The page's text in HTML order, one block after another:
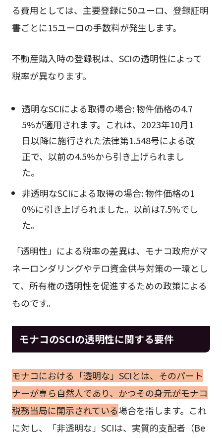
る費用としては、主要登録に50ユーロ、登録証明
書ごとに15ユーロの手数料が発生します。
不動産購入時の登録税は、SCIの透明性によって
税率が異なります。
透明なSCIによる取得の場合: 物件価格の4.7
5%が適用されます。これは、2023年10月1
日以降に施行された法律第1.548号による改
正で、以前の4.5%から引き上げられまし
た。
非透明なSCIによる取得の場合: 物件価格の1
0%に引き上げられました。以前は7.5%でし
た。
「透明性」による税率の差異は、モナコ政府がマ
ネーロンダリングやテロ資金供与対策の一環とし
て、所有権の透明性を促進するための政策による
ものです。
モナコのSCIの透明性に関する要件
モナコにおける「透明な」SCIとは、そのパート
ナーが専ら自然人であり、かつその身元がモナコ
税務当局に開示されている場合を指します。これ
に対し、「非透明な」SCIは、実質的支配者（Be